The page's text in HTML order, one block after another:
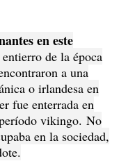
en este
de la época
a una
o irlandesa en
fue enterrada en
vikingo.No
en la sociedad,